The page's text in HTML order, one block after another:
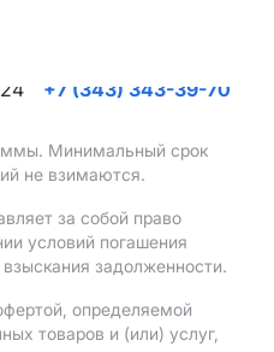
+7 (343) 343-39-70
Минимальный срок
не взимаются.
за собой право
условий погашения
задолженности.
определяемой
товаров и (или) услуг,